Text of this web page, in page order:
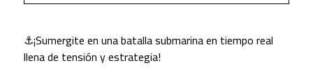
⚓¡Sumergite en una batalla submarina en tiempo real
llena de tensión y estrategia!